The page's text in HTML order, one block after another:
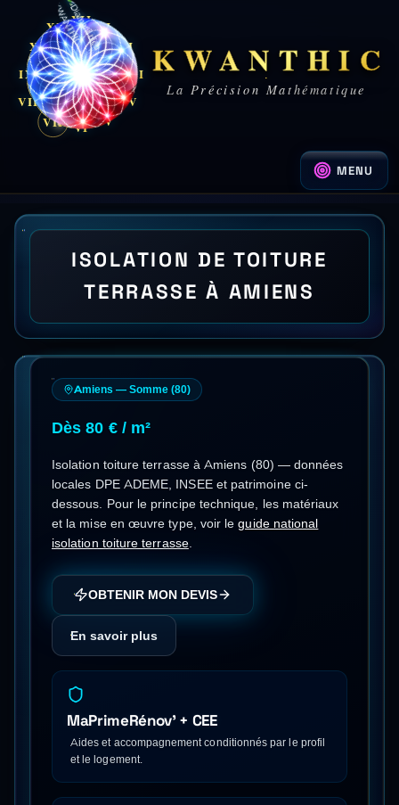
XII I
II
III
IV
V
VI
VII
VII
VIII
IX
XI
KWANTHIC
La Précision Mathématique
MENU
ISOLATION DE TOITURE
TERRASSE À AMIENS
Amiens — Somme (80)
Dès 80 € / m²
Isolation toiture terrasseàAmiens (80) — données
locales DPE ADEME, INSEE et patrimoine ci-
dessous. Pour le principe technique, les matériaux
et la mise en œuvre type, voir le guide national
isolation toiture terrasse.
OBTENIR MON DEVIS
En savoir plus
MaPrimeRénov' + CEE
Aides et accompagnement conditionnés par le profil
et le logement.